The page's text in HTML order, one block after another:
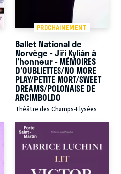
PROCHAINEMENT
Ballet National de
Norvège - Jiří Kylián à
l'honneur - MÉMOIRES
D'OUBLIETTES/NO MORE
PLAY/PETITE MORT/SWEET
DREAMS/POLONAISE DE
ARCIMBOLDO
Théâtre des Champs-Elysées